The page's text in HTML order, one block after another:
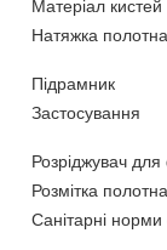
Матеріал кистей
Натяжка полотна
Підрамник
Застосування
Розріджувач
Розмітка полотна
Санітарні